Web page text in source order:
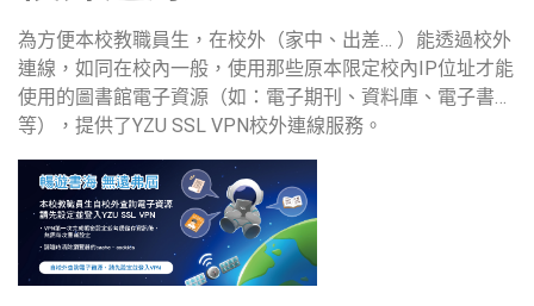
為方便本校教職員生，在校外（家中、出差… ）能透過校外
連線，如同在校內一般，使用那些原本限定校內IP位址才能
使用的圖書館電子資源（如：電子期刊、資料庫、電子書…
等），提供了YZU SSL VPN校外連線服務。